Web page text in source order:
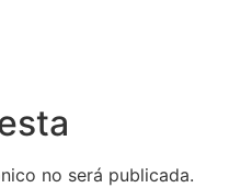
no será publicada.